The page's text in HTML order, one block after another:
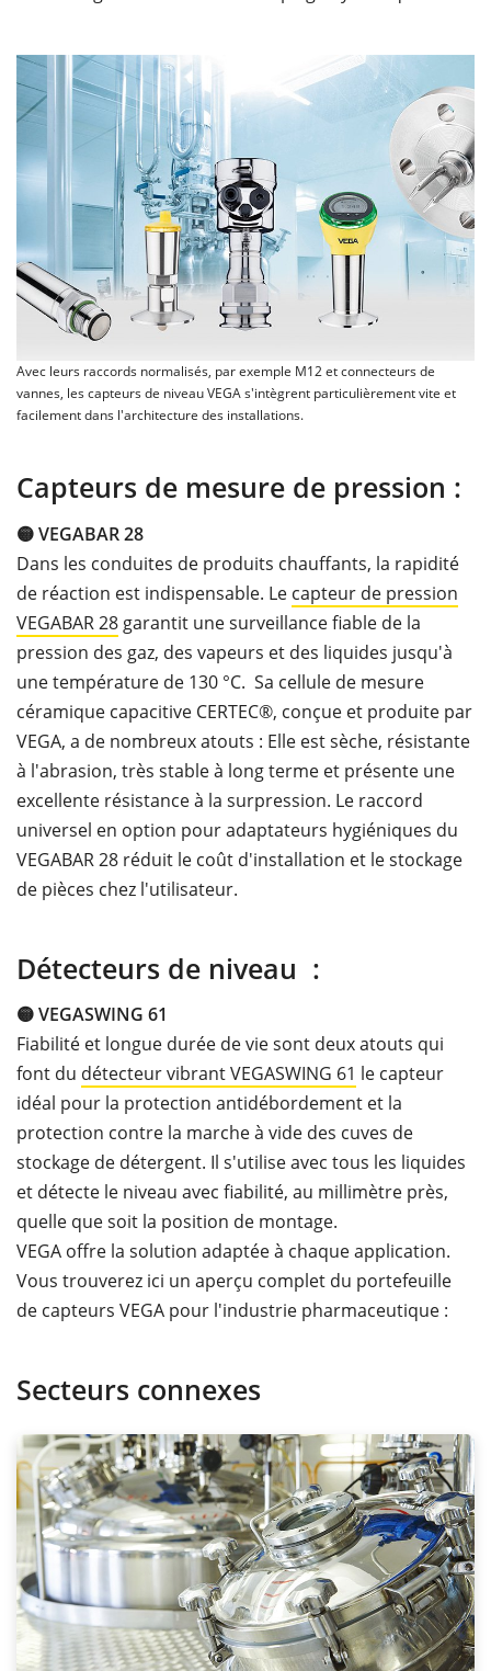
Avec leurs raccords normalisés, par exemple M12 et connecteurs de
vannes, les capteurs de niveau VEGA s'intègrent particulièrement vite et
facilement dans l'architecture des installations.
Capteurs de mesure de pression :
🟡 VEGABAR28
Dans les conduites de produits chauffants, la rapidité
de réaction est indispensable. Le capteur de pression
VEGABAR28 garantit une surveillance fiable de la
pression des gaz, des vapeurs et des liquides jusqu'à
une température de 130 °C. Sa cellule de mesure
céramique capacitive CERTEC®, conçue et produite par
VEGA, a de nombreux atouts : Elle est sèche, résistante
à l'abrasion, très stable à long terme et présente une
excellente résistance à la surpression. Le raccord
universel en option pour adaptateurs hygiéniques du
VEGABAR 28 réduit le coût d'installation et le stockage
de pièces chez l'utilisateur.
Détecteurs de niveau :
🟡 VEGASWING 61
Fiabilité et longue durée de vie sont deux atouts qui
font du détecteur vibrant VEGASWING 61 le capteur
idéal pour la protection antidébordement et la
protection contre la marche à vide des cuves de
stockage de détergent. Il s'utilise avec tous les liquides
et détecte le niveau avec fiabilité, au millimètre près,
quelle que soit la position de montage.
VEGA offre la solution adaptée à chaque application.
Vous trouverez ici un aperçu complet du portefeuille
de capteurs VEGA pour l'industrie pharmaceutique :
Secteurs connexes